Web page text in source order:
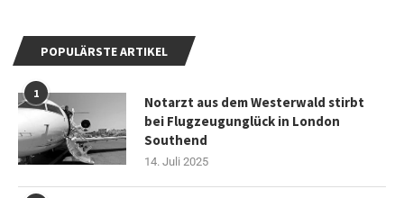
POPULÄRSTE ARTIKEL
1
Notarzt aus dem Westerwald stirbt
bei Flugzeugunglück in London
Southend
14. Juli 2025